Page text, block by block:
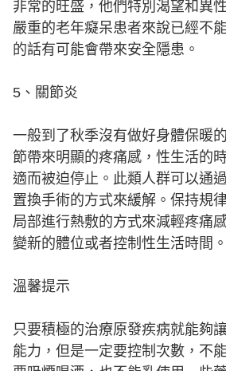
非常的旺盛，他們特別渴望和異
嚴重的老年癡呆患者來說已經不
的話有可能會帶來安全隱患。
5、關節炎
一般到了秋季沒有做好身體保暖
節帶來明顯的疼痛感，性生活的
適而被迫停止。此類人群可以通
置換手術的方式來緩解。保持規
局部進行熱敷的方式來減輕疼痛
變新的體位或者控制性生活時間。
溫馨提示
只要積極的治療原發疾病就能夠
能力，但是一定要控制次數，不